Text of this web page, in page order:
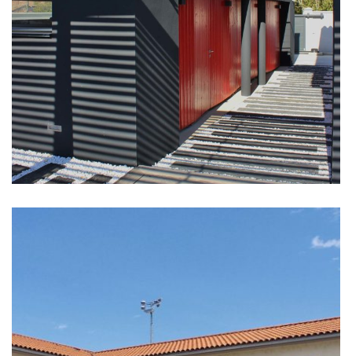
PARTICULIERS
CONSTRUCTION NEUVE
EXTENSION
PILOTAGE DE CHANTIER
PRÉSERVATION PATRIMOINE
Extension habitation
BÂTIMENT
CHARPENTE